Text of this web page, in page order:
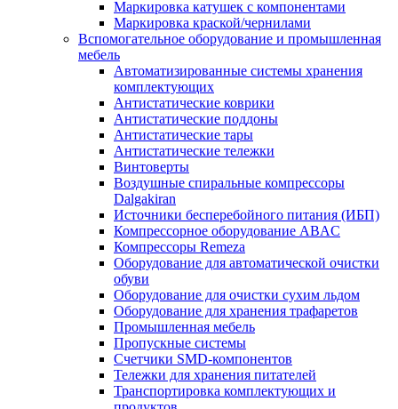
Маркировка катушек с компонентами
Маркировка краской/чернилами
Вспомогательное оборудование и промышленная
мебель
Автоматизированные системы хранения
комплектующих
Антистатические коврики
Антистатические поддоны
Антистатические тары
Антистатические тележки
Винтоверты
Воздушные спиральные компрессоры
Dalgakiran
Источники бесперебойного питания (ИБП)
Компрессорное оборудование ABAC
Компрессоры Remeza
Оборудование для автоматической очистки
обуви
Оборудование для очистки сухим льдом
Оборудование для хранения трафаретов
Промышленная мебель
Пропускные системы
Счетчики SMD-компонентов
Тележки для xранения питателей
Транспортировка комплектующих и